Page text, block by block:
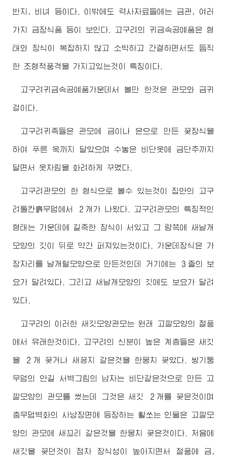
반지, 비녀 등이다. 이밖에도 력사자료들에는 금관, 여러
가지 금장식품 등이 보인다. 고구려의 귀금속공예품은 형
태와 장식이 복잡하지 않고 소박하고 간결하면서도 듬직
한 조형적풍격을 가지고있는것이 특징이다.
고구려귀금속공예품가운데서 볼만 한것은 관모와 금귀
걸이다.
고구려귀족들은 관모에 금이나 은으로 만든 꽃장식을
하여 푸른 옥까지 달았으며 수놓은 비단옷에 금단추까지
달면서 옷차림을 화려하게 꾸몄다.
고구려관모의 한 형식으로 볼수 있는것이 집안의 고구
려돌칸흙무덤에서 ２개가 나왔다. 고구려관모의 특징적인
형태는 가운데에 길죽한 장식이 서있고 그 량쪽에 새날개
모양의 깃이 뒤로 약간 퍼져있는것이다. 가운데장식은 가
장자리를 날개털모양으로 만든것인데 거기에는 ３줄의 보
요가 달려있다. 그리고 새날개모양의 깃에도 보요가 달려
있다.
고구려의 이러한 새깃모양관모는 원래 고깔모양의 절풍
에서 유래한것이다. 고구려의 신분이 높은 계층들은 새깃
을 ２개 꽂거나 새꽁지 같은것을 한뭉치 꽂았다. 쌍기둥
무덤의 안길 서벽그림의 남자는 비단같은것으로 만든 고
깔모양의 관모를 썼는데 그것은 새깃 ２개를 꽂은것이며
춤무덤벽화의 사냥장면에 등장하는 활쏘는 인물은 고깔모
양의 관모에 새꼬리 같은것을 한뭉치 꽂은것이다. 처음에
새깃을 꽂던것이 점차 장식성이 높아지면서 절풍에 금,